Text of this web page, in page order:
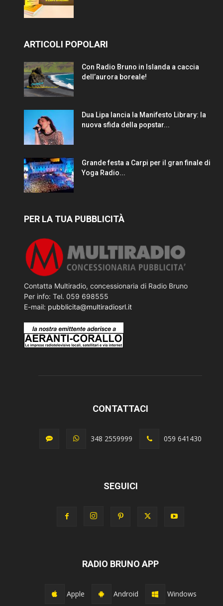
ARTICOLI POPOLARI
Con Radio Bruno in Islanda a caccia
dell’aurora boreale!
Dua Lipa lancia la Manifesto Library: la
nuova sfida della popstar...
Grande festa a Carpi per il gran finale di
Yoga Radio...
PER LA TUA PUBBLICITÀ
Contatta Multiradio, concessionaria di Radio Bruno
Per info: Tel. 059 698555
E-mail: pubblicita@multiradiosrl.it
CONTATTACI
348 2559999 059 641430
SEGUICI
RADIO BRUNO APP
Apple Android Windows